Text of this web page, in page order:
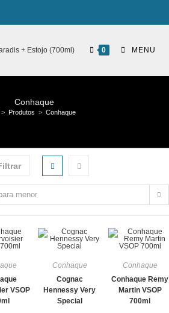
0 MENU
Conhaque
> Produtos > Conhaque
menor
VSOP
Conhaque
Cognac
Hennessy Very
Special
Conhaque
Conhaque Remy
Martin VSOP
700ml